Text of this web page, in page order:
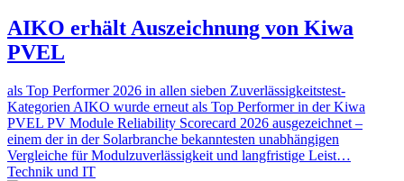
AIKO erhält Auszeichnung von Kiwa
PVEL
als Top Performer 2026 in allen sieben Zuverlässigkeitstest-
Kategorien AIKO wurde erneut als Top Performer in der Kiwa
PVEL PV Module Reliability Scorecard 2026 ausgezeichnet –
einem der in der Solarbranche bekanntesten unabhängigen
Vergleiche für Modulzuverlässigkeit und langfristige Leist…
Technik und IT